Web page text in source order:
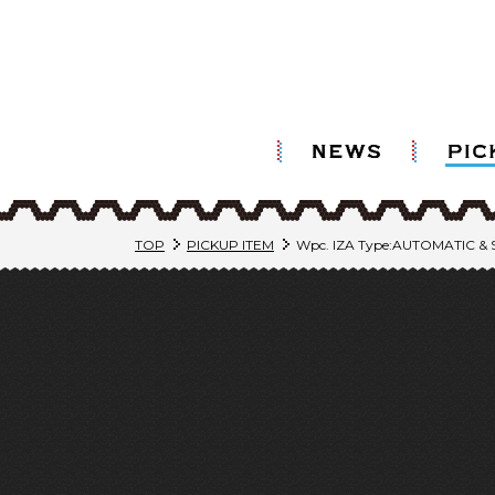
TOP PICKUP ITEM Wpc. IZA Type:AUTOMATIC &